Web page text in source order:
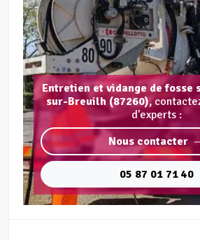
Entretien et vidange de fosse
sur-Breuilh (87260),
d'experts :
Nous contacter
05 87 01 71 40